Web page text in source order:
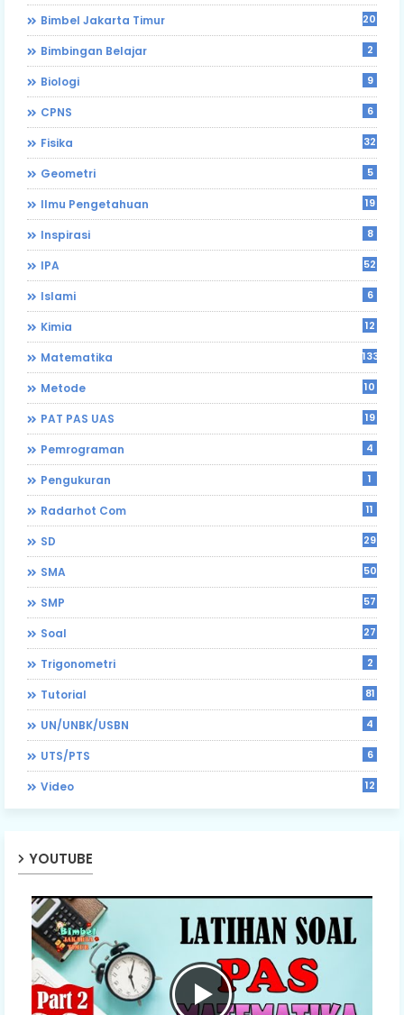
Bimbel Jakarta Timur 204
Bimbingan Belajar 2
Biologi 9
CPNS 6
Fisika 32
Geometri 5
Ilmu Pengetahuan 19
Inspirasi 8
IPA 52
Islami 6
Kimia 12
Matematika 133
Metode 10
PAT PAS UAS 19
Pemrograman 4
Pengukuran 1
Radarhot Com 11
SD 29
SMA 50
SMP 57
Soal 27
Trigonometri 2
Tutorial 81
UN/UNBK/USBN 4
UTS/PTS 6
Video 12
YOUTUBE